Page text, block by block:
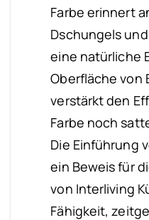
Farbe erinnert
Dschungels
eine natürliche
Oberfläche von
verstärkt den
Farbe noch
Die Einführung
ein Beweis für
von Interliving
Fähigkeit,